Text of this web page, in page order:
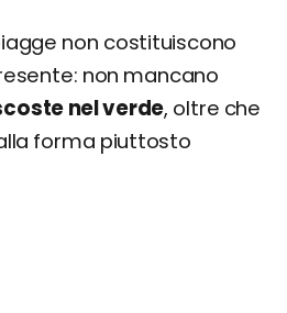
non costituiscono
non mancano
nel verde, oltre che
forma piuttosto